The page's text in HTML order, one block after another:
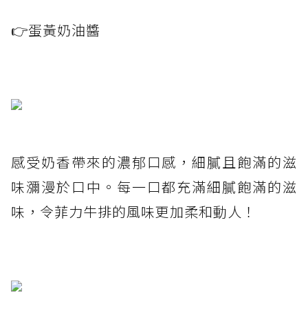
👉蛋黃奶油醬
感受奶香帶來的濃郁口感，細膩且飽滿的滋
味瀰漫於口中。每一口都充滿細膩飽滿的滋
味，令菲力牛排的風味更加柔和動人！